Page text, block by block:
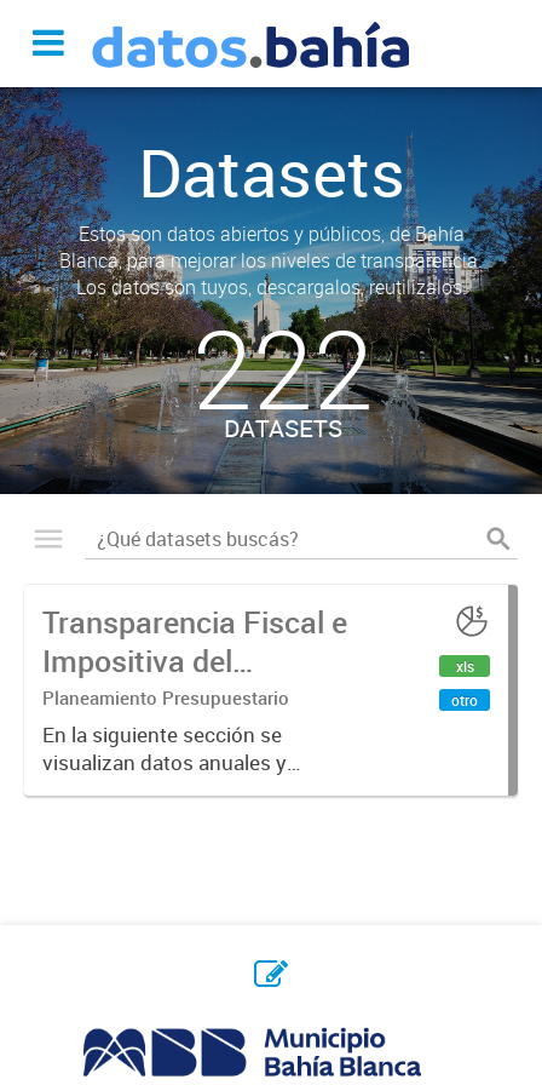
Datasets
Estos son datos abiertos y públicos, de Bahía
Blanca, para mejorar los niveles de transparencia.
Los datos son tuyos, descargalos, reutilizalos.
222
DATASETS
Transparencia Fiscal e
Impositiva del
Municipio. Año 2024
Planeamiento Presupuestario
En la siguiente sección se
visualizan datos anuales y
trimestrales referidos a la
xls
otro